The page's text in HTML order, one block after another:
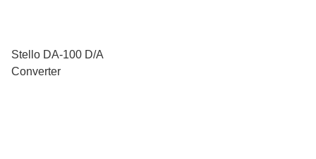
Stello DA-100 D/A
Converter